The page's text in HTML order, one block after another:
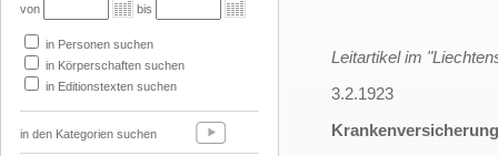
von bis
in Personen suchen
in Körperschaften suchen
in Editionstexten suchen
in den Kategorien suchen
Leitartikel im
3.2.1923
Krankenversicherung